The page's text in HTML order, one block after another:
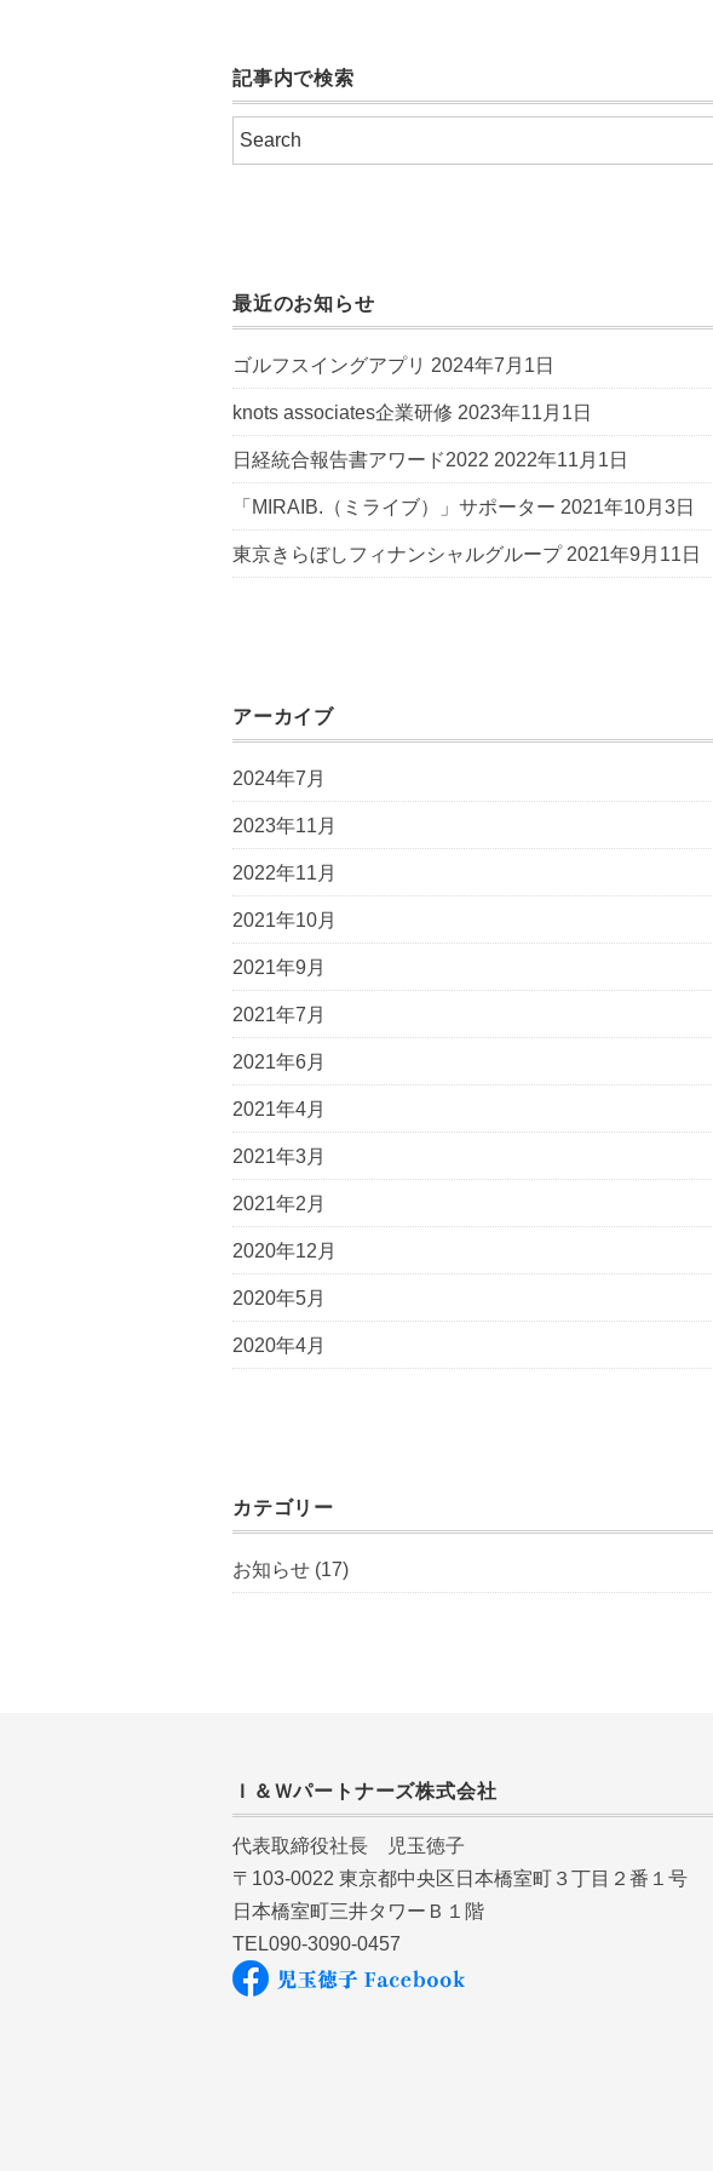
記事内で検索
最近のお知らせ
ゴルフスイングアプリ 2024年7月1日
knots associates企業研修 2023年11月1日
日経統合報告書アワード2022 2022年11月1日
「MIRAIB.（ミライブ）」サポーター 2021年10月3日
東京きらぼしフィナンシャルグループ 2021年9月11日
アーカイブ
2024年7月
2023年11月
2022年11月
2021年10月
2021年9月
2021年7月
2021年6月
2021年4月
2021年3月
2021年2月
2020年12月
2020年5月
2020年4月
カテゴリー
お知らせ (17)
Ｉ＆Ｗパートナーズ株式会社
代表取締役社長 児玉徳子
〒103-0022 東京都中央区日本橋室町３丁目２番１号
日本橋室町三井タワーＢ１階
TEL090-3090-0457